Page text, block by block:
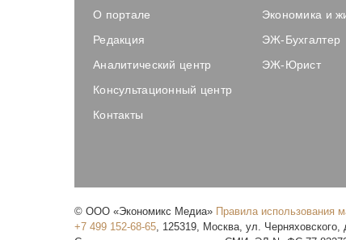
О портале
Редакция
Аналитический центр
Консультационный центр
Контакты
Экономика и
ЭЖ-Бухгалтер
ЭЖ-Юрист
© ООО «Экономикс Медиа» Правила использования
+7 499 152-68-65, 125319, Москва, ул. Черняховского,